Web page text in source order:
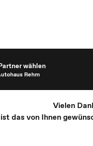
wählen
Rehm
Vielen
das von Ihnen